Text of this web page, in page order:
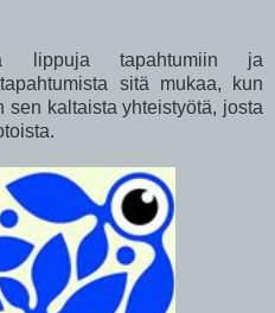
lippuja tapahtumiin ja
sitä mukaa, kun
kaltaista yhteistyötä, josta